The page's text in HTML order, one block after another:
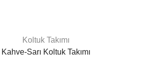
Koltuk Takımı
Kahve-Sarı Koltuk Takımı